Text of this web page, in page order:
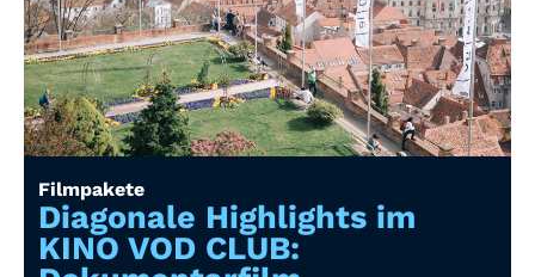
Events
So geht’s
Filmpakete
Gutscheine
& Filmpässe
Filmpakete
Diagonale Highlights im
KINO VOD CLUB: